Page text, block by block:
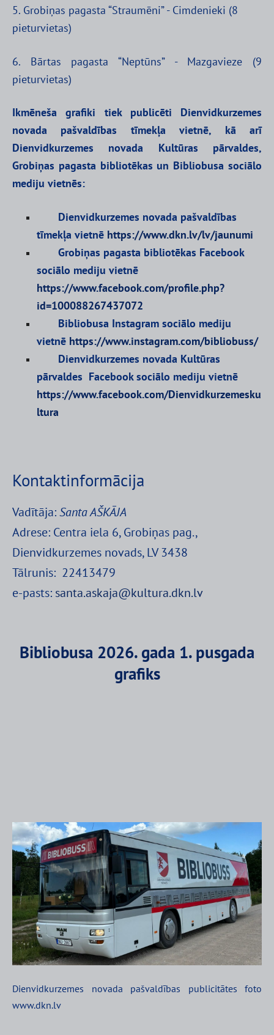
5. Grobiņas pagasta “Straumēni” - Cimdenieki (8
pieturvietas)
6. Bārtas pagasta “Neptūns” - Mazgavieze (9
pieturvietas)
Ikmēneša grafiki tiek publicēti Dienvidkurzemes
novada pašvaldības tīmekļa vietnē, kā arī
Dienvidkurzemes novada Kultūras pārvaldes,
Grobiņas pagasta bibliotēkas un Bibliobusa sociālo
mediju vietnēs:
Dienvidkurzemes novada pašvaldības
tīmekļa vietnē https://www.dkn.lv/lv/jaunumi
Grobiņas pagasta bibliotēkas Facebook
sociālo mediju vietnē
https://www.facebook.com/profile.php?
id=100088267437072
Bibliobusa Instagram sociālo mediju
vietnē https://www.instagram.com/bibliobuss/
Dienvidkurzemes novada Kultūras
pārvaldes Facebook sociālo mediju vietnē
https://www.facebook.com/Dienvidkurzemesku
ltura
Kontaktinformācija
Vadītāja: Santa AŠKĀJA
Adrese: Centra iela 6, Grobiņas pag.,
Dienvidkurzemes novads, LV 3438
Tālrunis: 22413479
e-pasts: santa.askaja@kultura.dkn.lv
Bibliobusa 2026. gada 1. pusgada
grafiks
Dienvidkurzemes novada pašvaldības publicitātes foto
www.dkn.lv